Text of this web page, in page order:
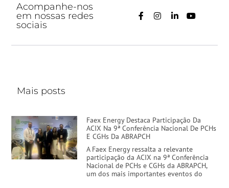
Acompanhe-nos
em nossas redes
sociais
Mais posts
Faex Energy Destaca Participação Da
ACIX Na 9ª Conferência Nacional De PCHs
E CGHs Da ABRAPCH
A Faex Energy ressalta a relevante
participação da ACIX na 9ª Conferência
Nacional de PCHs e CGHs da ABRAPCH,
um dos mais importantes eventos do